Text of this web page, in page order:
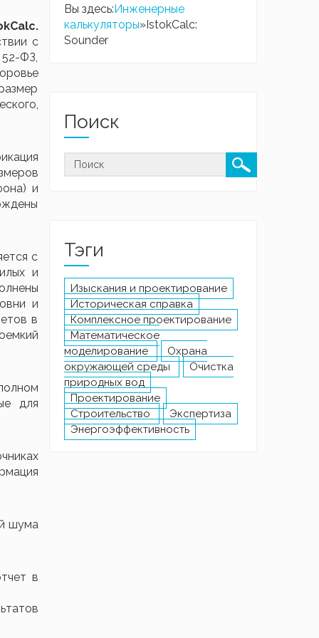
с
52-ФЗ,
и
с
и
и
в
для
шума
в
Вы здесь:Инженерные
калькуляторы»IstokCalc:
Sounder
Поиск
Тэги
Изыскания и проектирование
Историческая справка
Комплексное проектирование
Математическое
моделирование
Охрана
окружающей среды
Очистка
природных вод
Проектирование
Строительство
Экспертиза
Энергоэффективность